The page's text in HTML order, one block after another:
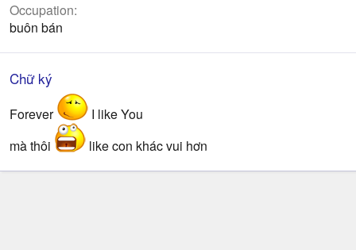
Occupation
buôn bán
Chữ ký
Forever
I like You
mà thôi
like con khác vui hơn